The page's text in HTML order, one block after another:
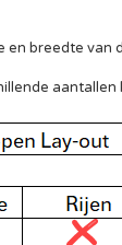
en breedte van
aantallen